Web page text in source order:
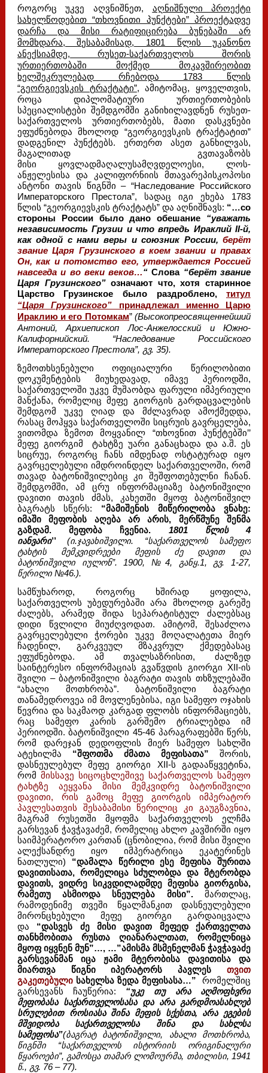
როგორც უკვე აღვნიშნეთ, აღნიშნული პროექტი
სახელწოდებით “თხოვნითი პუნქტები” პროექტადვე
დარჩა და მისი რატიფიცირება ბუნებაში არ
მომხდარა, შესაბამისად, 1801 წლის უკანონო
ანექსიამდე, რუსეთ-საქართველოს შორის
ურთიერთობაში მოქმედ მოკავშირეობით
ხელშეკრულებად რჩებოდა 1783 წლის
“გეორგიევსკის ტრაქტატი”, ამიტომაც, ყოველთვის,
როცა დიპლომატიური ურთიერთობების
სპეციალისტები შემდგომში განიხილავდნენ რუსეთ-
საქართველოს ურთიერთობებს, მათი დასკვნები
ეფუძნებოდა მხოლოდ “გეორგიევსკის ტრაქტატით”
დადგენილ პუნქტებს. ერთერთ ასეთ განხილვას,
მაგალითად გვთავაზობს
მისი ყოვლადმაღალუსამღვდელოესი, ლოს-
ანჟელესისა და კალიფორნიის მთავარეპისკოპოსი
ანტონი თავის წიგნში – “Наследование Российского
Императорского Престола”, სადაც იგი ეხება 1783
წლის “გეორგიევსკის ტრაქტატს” და აღნიშნავს: “…со
стороны России было дано обешание “уважать
независимость Грузии и что впредь Ираклий II-й,
как одной с нами веры и союзник России,берёт
звание Царя Грузинского в коем звании и правах
Он, как и потомство его, утверждается Россией
навсегда и во веки веков…“ Слова “берёт звание
Царя Грузинского”означают что, хотя старинное
Царство Грузинское было раздроблено,
титул
“Царя Грузинского” принадлежал именно Царю
Ираклию и его Потомкам”(Высокопреосвященнейший
Антоний, Архиепископ Лос-Анжелосский и Южно-
Калифорнийский. “Наследование Российского
Императорского Престола”, გვ. 35).
ზემოთხსენებული ოფიციალური წერილობითი
დოკუმენტების მიუხედავად, იმავე პერიოდში,
საქართველოში უკვე მუშაობდა ფარული იმპერიული
მანქანა, რომელიც მეფე გიორგის გარდაცვალების
შემდგომ უკვე ღიად და მძლავრად ამოქმედდა,
რასაც მოჰყვა საქართველოში სიცრუის გავრცელება,
ვითომდა ზემოთ მოყვანილ “თხოვნით პუნქტებში’’
მეფე გიორგიმ ტახტზე უარი განაცხადა და ა.შ. ეს
სიცრუე, როგორც ჩანს იმდენად ოსტატურად იყო
გავრცელებული იმდროინდელ საქართველოში, რომ
თავად ბატონიშვილებიც კი შეშფოთებულნი ჩანან.
შემდგომში, ამ ცრუ ინფორმაციაზე ბატონიშვილი
დავითი თავის ძმას, კახეთში მყოფ ბატონიშვილ
ბაგრატს სწერს: “მამიშენის მიწერილობა ვნახე:
იმაში მეფობის აღება არ არის, მერწმუნე შენმა
გაზდამ. მეფობა ჩვენია. 1801 წლის 4
იანვარი’’(ი.ჯავახიშვილი. “საქართველოს სამეფო
ტახტის მემკვიდრეები მეფის ძე დავით და
ბატონიშვილი იულონ”. 1900, №4, განყ.1, გვ. 1-27,
წერილი №46.).
სამწუხაროდ, როგორც ხშირად ყოფილა,
საქართველოს უბედურებაში არა მხოლოდ გარეშე
ძალებს, არამედ შიდა სეპარატისტულ ძალებსაც
დიდი წვლილი მიუძღვოდათ. ამიტომ, შესაძლოა
გავრცელებული ჭორები უკვე მოღალატეთა მიერ
ჩადენილ, გარკვეულ მზაკვრულ ქმედებასაც
ეფუძნებოდა. ამ თვალსაზრისით, ძალზედ
საინტერესო ინფორმაციას გვაწვდის გიორგი XII-ის
შვილი – ბატონიშვილი ბაგრატი თავის თხზულებაში
“ახალი მოთხრობა”. ბატონიშვილი ბაგრატი
თანამედროვეა იმ მოვლენებისა, იგი სამეფო ოჯახის
წევრია და საკმაოდ კარგად ფლობს ინფორმაციებს,
რაც სამეფო კარის გარშემო ტრიალებდა იმ
პერიოდში. ბატონიშვილი 45-46 პარაგრაფებში წერს,
რომ დარეჯან დედოფლის მიერ სამეფო სახლში
ატეხილმა “შფოთმა ძმათა მეფისათა” შორის,
დასნეულებულ მეფე გიორგი XII-ს გადააწყვეტინა,
რომ მისსავე სიცოცხლეშივე საქართველოს სამეფო
ტახტზე აეყვანა მისი მემკვიდრე ბატონიშვილი
დავითი, რის გამოც მეფე გიორგის იმპერატორ
პავლესათვის შესაბამისი წერილიც კი გაუგზავნია,
მაგრამ რუსეთში მყოფმა საქართველოს ელჩმა
გარსევან ჭავჭავაძემ, რომელიც ახლო კავშირში იყო
საიმპერატორო კართან (ცნობილია, რომ მისი შვილი
ალექსანდრე იყო იმპერატრიცა ეკატერინეს
ნათლული) “დამალა წერილი ესე მეფისა შურითა
დავითისათა, რომელიცა სძულობდა და მტერობდა
დავითს, ვიდრე სიკვდილადმდე მეფისა გიორგისა,
რამეთუ ასმიოდა სნეულება მისი”.მართლაც,
რამოდენიმე თვეში წყალმანკით დასნეულებული
მირონცხებული მეფე გიორგი გარდაიცვალა
და “დასვეს ძე მისი დავით მეფედ ქართველთა
თანხმობითა რუსთა ღიანარალთათ, რომელნიცა
მყოფ იყვნენ მუნ”…, …”ამისმა მსმენელმან ჭავჭავაძე
გარსევანმან იცა ჟამი მტერობისა დავითისა და
მიართვა წიგნი იპერატორს პავლესთვით
გაკეთებულისახელსა ზედა მეფისასა…”რომელშიც
გარსევანს ჩაუწერია: “უკე თუ არა აღმოფხვრი
მეფობასა საქართველოსასა და არა გარდმოასახლებ
სრულებით როსიასა შინა მეფის სქესთა, არა ეგების
მშვიდობა საქართველოსა შინა და სახლსა
სამეფოსა”(ბაგრატ ბატონიშვილი, ახალი მოთხრობა,
წიგნში “საქართველოს ისტორიის ორიგინალური
წყაროები”, გამოსცა თამარ ლომოურმა, თბილისი, 1941
წ., გვ. 76 – 77).